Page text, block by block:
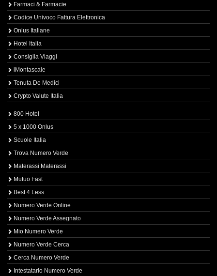
Farmaci & Farmacie
Codice Univoco Fattura Elettronica
Onlus Italiane
Hotel Italia
Consiglia Viaggi
iMontascale
Tenuta De Medici
Crypto Valute Italia
800 Hotel
5 x 1000 Onlus
Scuole Italia
Trova Numero Verde
Materassi Materassi
Mutuo Fast
Best 4 Less
Numero Verde Online
Numero Verde Assegnato
Mio Numero Verde
Numero Verde Cerca
Cerca Numero Verde
Intestatario Numero Verde